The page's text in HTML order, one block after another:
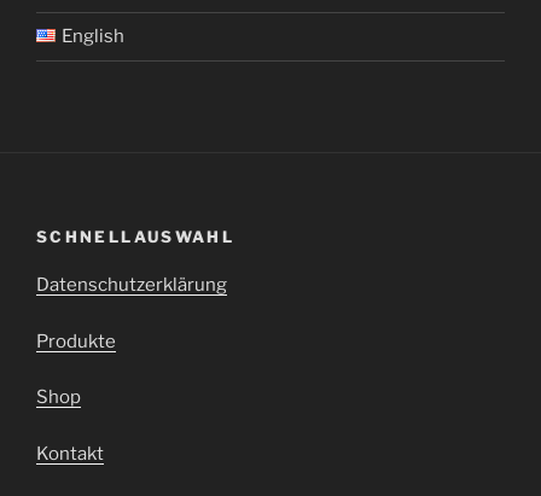
English
SCHNELLAUSWAHL
Datenschutzerklärung
Produkte
Shop
Kontakt